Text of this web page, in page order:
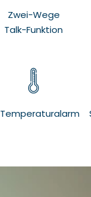
Zwei-Wege
Talk-Funktion
Temperaturalarm